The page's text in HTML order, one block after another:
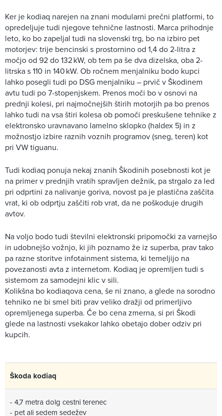
Ker je kodiaq narejen na znani modularni prečni platformi, to
opredeljuje tudi njegove tehnične lastnosti. Marca prihodnje
leto, ko bo zapeljal tudi na slovenski trg, bo na izbiro pet
motorjev: trije bencinski s prostornino od 1,4 do 2-litra z
močjo od 92 do 132 kW, ob tem pa še dva dizelska, oba 2-
litrska s 110 in 140 kW. Ob ročnem menjalniku bodo kupci
lahko posegli tudi po DSG menjalniku – prvič v Škodinem
avtu tudi po 7-stopenjskem. Prenos moči bo v osnovi na
prednji kolesi, pri najmočnejših štirih motorjih pa bo prenos
lahko tudi na vsa štiri kolesa ob pomoči preskušene tehnike z
elektronsko uravnavano lamelno sklopko (haldex 5) in z
možnostjo izbire raznih voznih programov (sneg, teren) kot
pri VW tiguanu.
Tudi kodiaq ponuja nekaj znanih Škodinih posebnosti kot je
na primer v prednjih vratih spravljen dežnik, pa strgalo za led
pri odprtini za nalivanje goriva, novost pa je plastična zaščita
vrat, ki ob odprtju zaščiti rob vrat, da ne poškoduje drugih
avtov.
Na voljo bodo tudi številni elektronski pripomočki za varnejšo
in udobnejšo vožnjo, ki jih poznamo že iz superba, prav tako
pa razne storitve infotainment sistema, ki temeljijo na
povezanosti avta z internetom. Kodiaq je opremljen tudi s
sistemom za samodejni klic v sili.
Kolikšna bo kodiaqova cena, še ni znano, a glede na sorodno
tehniko ne bi smel biti prav veliko dražji od primerljivo
opremljenega superba. Če bo cena zmerna, si pri Škodi
glede na lastnosti vsekakor lahko obetajo dober odziv pri
kupcih.
Škoda kodiaq
- 4,7 metra dolg cestni terenec
- pet ali sedem sedežev